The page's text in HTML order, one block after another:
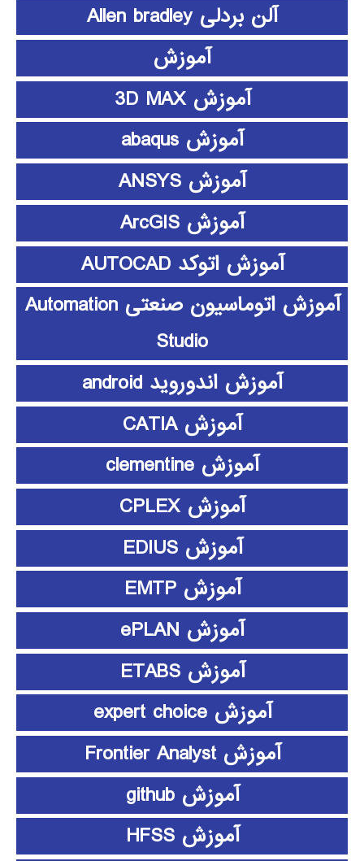
آلن بردلی Allen bradley
آموزش
آموزش 3D MAX
آموزش abaqus
آموزش ANSYS
آموزش ArcGIS
آموزش اتوکد AUTOCAD
آموزش اتوماسیون صنعتی Automation
Studio
آموزش اندوروید android
آموزش CATIA
آموزش clementine
آموزش CPLEX
آموزش EDIUS
آموزش EMTP
آموزش ePLAN
آموزش ETABS
آموزش expert choice
آموزش Frontier Analyst
آموزش github
آموزش HFSS